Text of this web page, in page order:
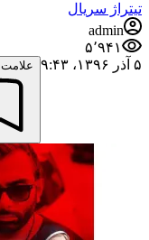
تیتراژ سریال
admin
۵٬۹۴۱
۵ آذر ۱۳۹۶،‏ ۹:۴۳